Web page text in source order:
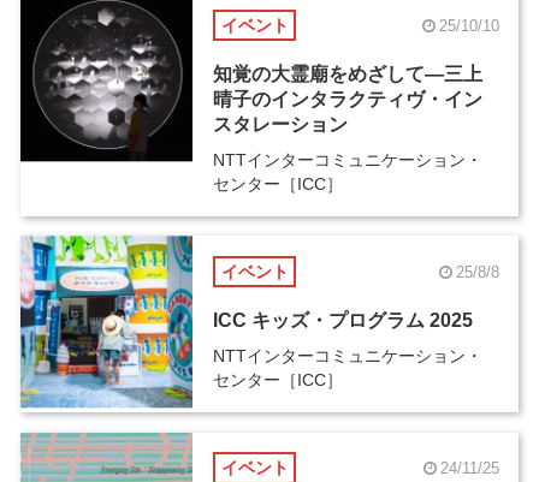
イベント 25/10/10
知覚の大霊廟をめざして―三上
晴子のインタラクティヴ・イン
スタレーション
NTTインターコミュニケーション・
センター［ICC］
イベント 25/8/8
ICC キッズ・プログラム 2025
NTTインターコミュニケーション・
センター［ICC］
イベント 24/11/25